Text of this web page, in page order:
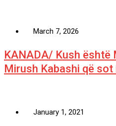
March 7, 2026
KANADA/ Kush është
Mirush Kabashi që
January 1, 2021